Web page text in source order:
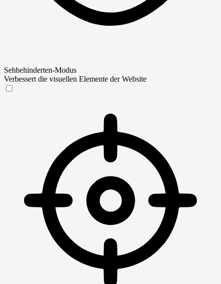
Sehbehinderten-Modus
Verbessert die visuellen Elemente der Website